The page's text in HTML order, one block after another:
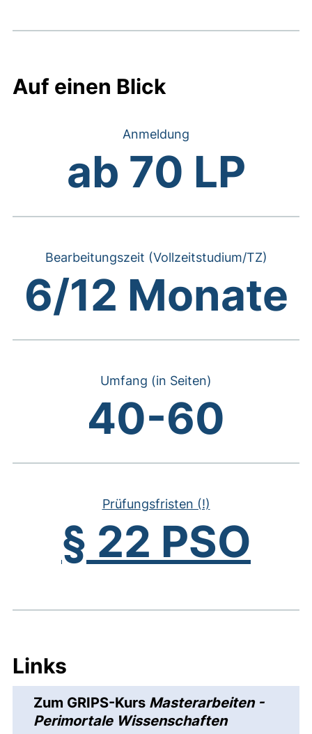
Auf einen Blick
Anmeldung
ab 70 LP
Bearbeitungszeit (Vollzeitstudium/TZ)
6/12 Monate
Umfang (in Seiten)
40-60
Prüfungsfristen (!)
§ 22 PSO
Links
Zum GRIPS-Kurs Masterarbeiten -
Perimortale Wissenschaften(externer